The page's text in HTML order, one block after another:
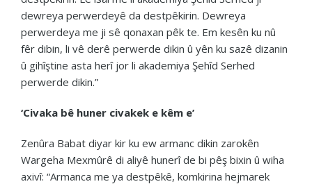
dewreya perwerdeyê da destpêkirin. Dewreya
perwerdeya me ji sê qonaxan pêk te. Em kesên ku nû
fêr dibin, li vê derê perwerde dikin û yên ku sazê dizanin
û gihîştine asta herî jor li akademiya Şehîd Serhed
perwerde dikin.”
‘Civaka bê huner civakek e kêm e’
Zenûra Babat diyar kir ku ew armanc dikin zarokên
Wargeha Mexmûrê di aliyê hunerî de bi pêş bixin û wiha
axivî: “Armanca me ya destpêkê, komkirina hejmarek